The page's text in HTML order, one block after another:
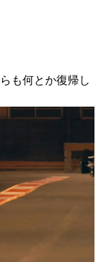
も何とか復帰し